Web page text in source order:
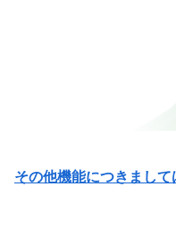
その他機能につきまして